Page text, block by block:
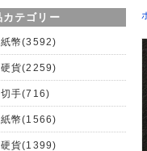
カテゴリー
紙幣(3592)
硬貨(2259)
切手(716)
紙幣(1566)
硬貨(1399)